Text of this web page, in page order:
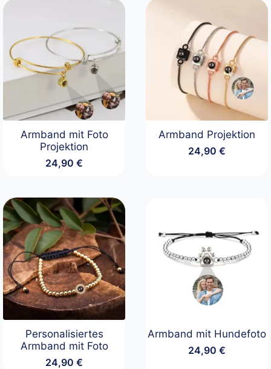
Armband mit Foto
Projektion
24,90€
Armband Projektion
24,90 €
Personalisiertes
Armband mit Foto
24,90€
Armband mit Hundefoto
24,90 €